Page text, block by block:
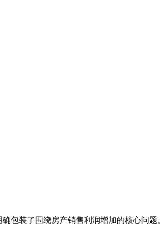
包装了围绕房产销售利润增加的核心问题。